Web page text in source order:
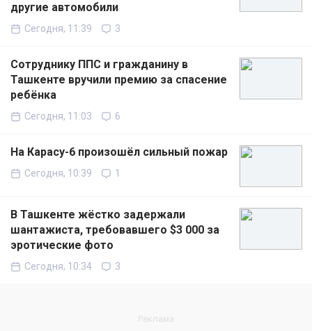
другие автомобили
Сегодня, 11:39 3
Сотруднику ППС и гражданину в
Ташкенте вручили премию за спасение
ребёнка
Сегодня, 11:03 6
На Карасу-6 произошёл сильный пожар
Сегодня, 10:39 1
В Ташкенте жёстко задержали
шантажиста, требовавшего $3 000 за
эротические фото
Сегодня, 10:34 3